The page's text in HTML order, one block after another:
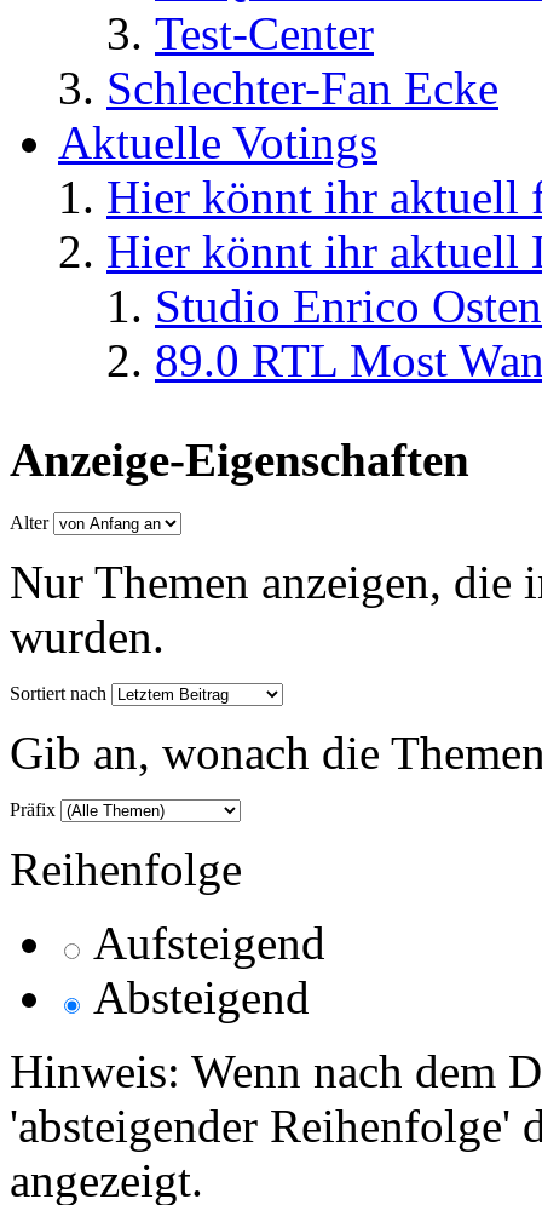
Test-Center
Schlechter-Fan Ecke
Aktuelle Votings
Hier könnt ihr aktuell
Hier könnt ihr aktuell
Studio Enrico
89.0 RTL Most
Anzeige-Eigenschaften
Alter
Nur Themen anzeigen, die
wurden.
Sortiert nach
Gib an, wonach die
Präfix
Reihenfolge
Aufsteigend
Absteigend
Hinweis: Wenn nach dem
'absteigender Reihenfolge'
angezeigt.